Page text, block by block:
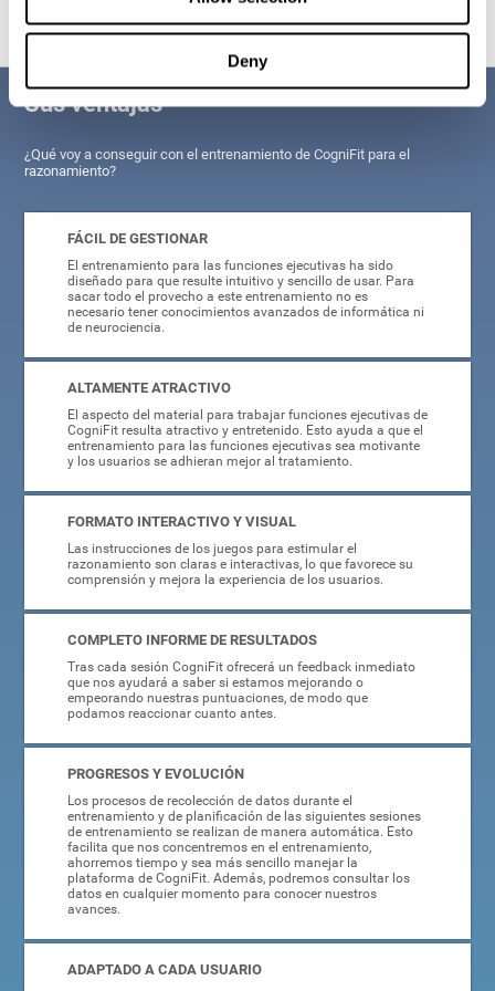
Deny
Sus ventajas
¿Qué voy a conseguir con el entrenamiento de CogniFit para el
razonamiento?
FÁCIL DE GESTIONAR
El entrenamiento para las funciones ejecutivas ha sido
diseñado para que resulte intuitivo y sencillo de usar. Para
sacar todo el provecho a este entrenamiento no es
necesario tener conocimientos avanzados de informática ni
de neurociencia.
ALTAMENTE ATRACTIVO
El aspecto del material para trabajar funciones ejecutivas de
CogniFit resulta atractivo y entretenido. Esto ayuda a que el
entrenamiento para las funciones ejecutivas sea motivante
y los usuarios se adhieran mejor al tratamiento.
FORMATO INTERACTIVO Y VISUAL
Las instrucciones de los juegos para estimular el
razonamiento son claras e interactivas, lo que favorece su
comprensión y mejora la experiencia de los usuarios.
COMPLETO INFORME DE RESULTADOS
Tras cada sesión CogniFit ofrecerá un feedback inmediato
que nos ayudará a saber si estamos mejorando o
empeorando nuestras puntuaciones, de modo que
podamos reaccionar cuanto antes.
PROGRESOS Y EVOLUCIÓN
Los procesos de recolección de datos durante el
entrenamiento y de planificación de las siguientes sesiones
de entrenamiento se realizan de manera automática. Esto
facilita que nos concentremos en el entrenamiento,
ahorremos tiempo y sea más sencillo manejar la
plataforma de CogniFit. Además, podremos consultar los
datos en cualquier momento para conocer nuestros
avances.
ADAPTADO A CADA USUARIO